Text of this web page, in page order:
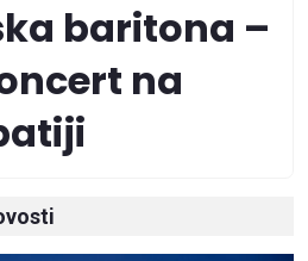
baritona –
na